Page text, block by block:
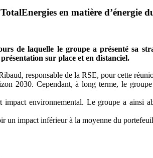
en matière d’énergie
de laquelle le groupe a présenté sa
sur place et en distanciel.
responsable de la RSE, pour cette
2030. Cependant, à long terme, le
environnemental. Le groupe a ainsi
un impact inférieur à la moyenne du